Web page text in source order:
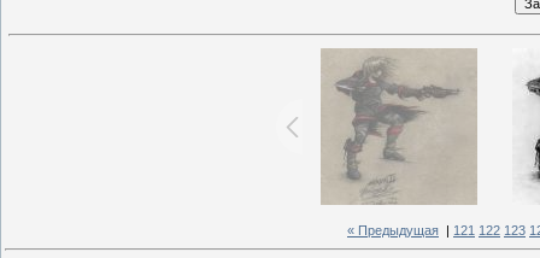
« Предыдущая 121 122 123